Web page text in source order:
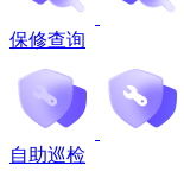
保修查询
自助巡检